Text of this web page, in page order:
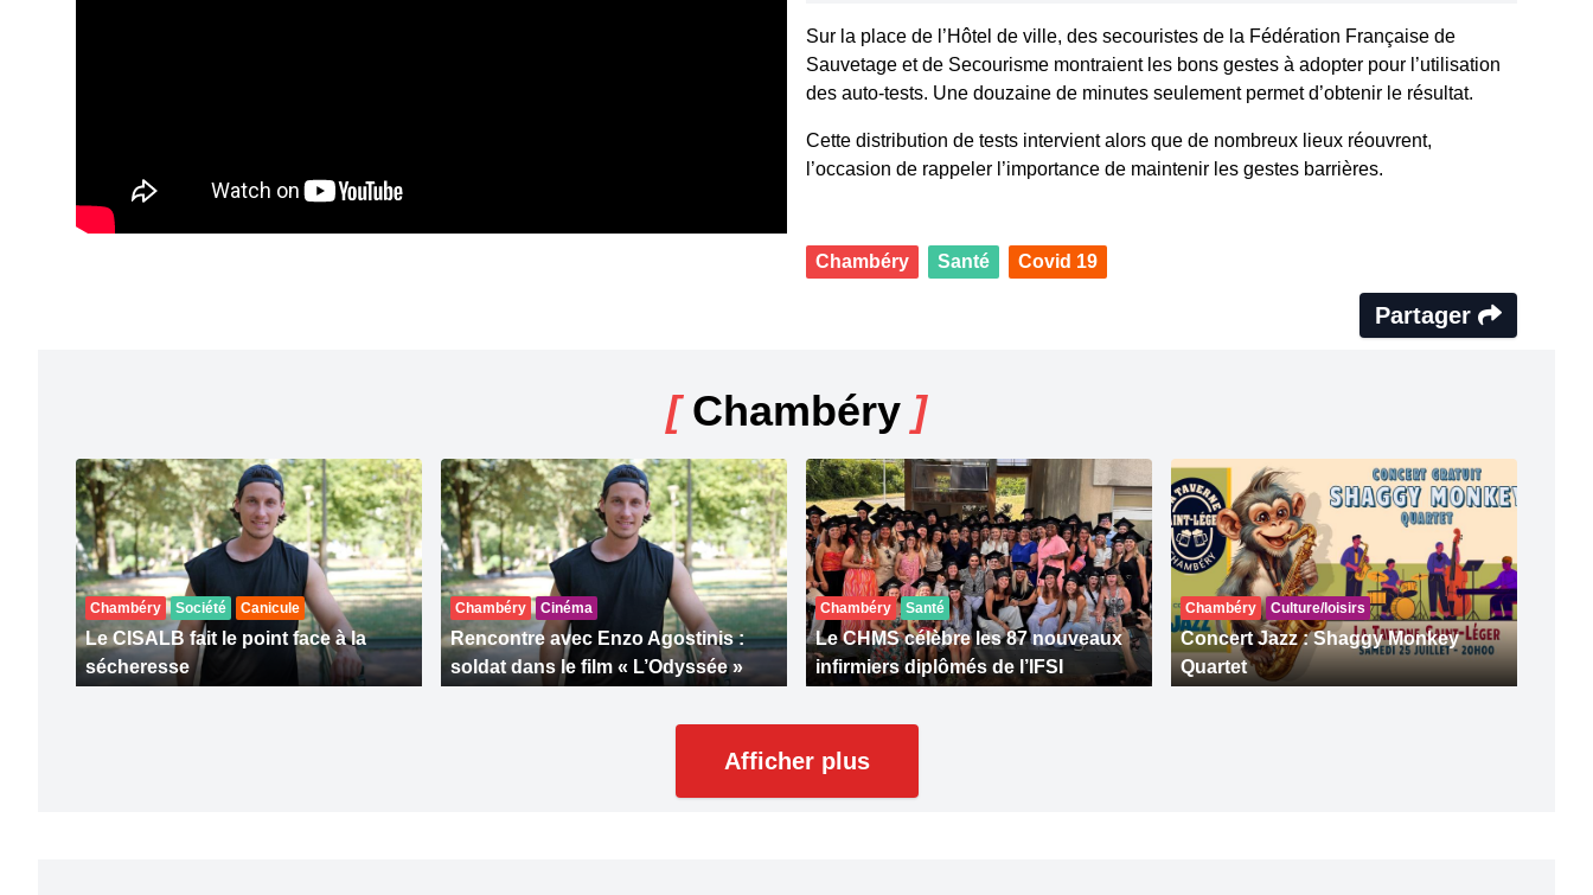
Sur la place de l’Hôtel de ville, des secouristes de la Fédération Française de
Sauvetage et de Secourisme montraient les bons gestes à adopter pour l’utilisation
des auto-tests. Une douzaine de minutes seulement permet d’obtenir le résultat.
Cette distribution de tests intervient alors que de nombreux lieux réouvrent,
l’occasion de rappeler l’importance de maintenir les gestes barrières.
Chambéry Santé Covid 19
Partager
[Chambéry ]
Chambéry Société Canicule
Le CISALB fait le point face à la
sécheresse
Chambéry Cinéma
Rencontre avec Enzo Agostinis :
soldat dans le film « L’Odyssée »
Chambéry Santé
Le CHMS célèbre les 87 nouveaux
infirmiers diplômés de l’IFSI
Chambéry Culture/loisirs
Concert Jazz : Shaggy Monkey
Quartet
Afficher plus